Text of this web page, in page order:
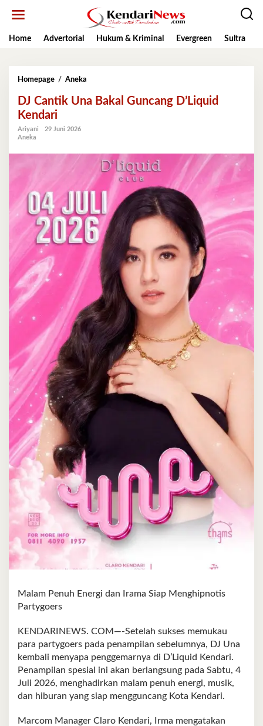
Home
Advertorial Hukum & Kriminal Evergreen Sultra
Homepage / Aneka
Una
DJ Cantik Una Bakal Guncang D’Liquid
Kendari
Ariyani
29 Juni 2026
Aneka
Malam Penuh Energi dan Irama Siap Menghipnotis
Partygoers
KENDARINEWS. COM—-Setelah sukses memukau
para partygoers pada penampilan sebelumnya, DJ Una
kembali menyapa penggemarnya di D’Liquid Kendari.
Penampilan spesial ini akan berlangsung pada Sabtu, 4
Juli 2026, menghadirkan malam penuh energi, musik,
dan hiburan yang siap mengguncang Kota Kendari.
Marcom Manager Claro Kendari, Irma mengatakan